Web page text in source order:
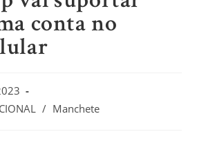
conta no
/ Manchete